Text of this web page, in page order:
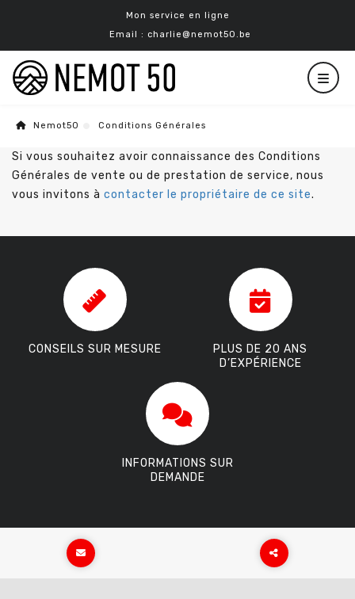
Mon service en ligne
Email : charlie@nemot50.be
Nemot50 Conditions Générales
Si vous souhaitez avoir connaissance des Conditions
Générales de vente ou de prestation de service, nous
vous invitons à contacter le propriétaire de ce site.
CONSEILS SUR MESURE
PLUS DE 20 ANS
D’EXPÉRIENCE
INFORMATIONS SUR
DEMANDE